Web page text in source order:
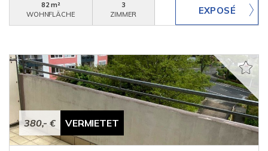
82 m²
WOHNFLÄCHE
3
ZIMMER
380,- € VERMIETET